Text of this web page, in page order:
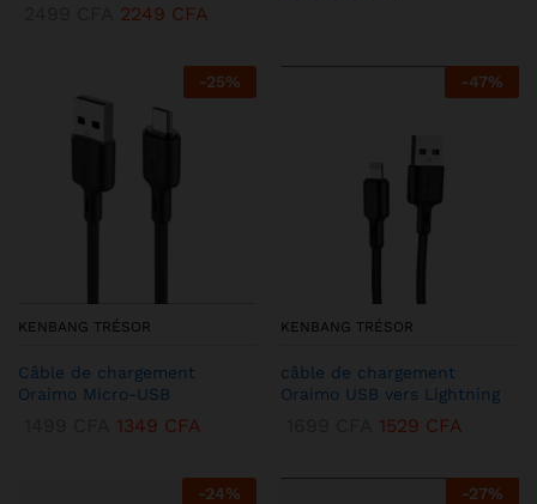
2249 CFA
-25%
KENBANG TRÉSOR
Câble de chargement
Oraimo Micro-USB
1349 CFA
-47%
KENBANG TRÉSOR
câble de chargement
Oraimo USB vers Lightning
1529 CFA
-24% -27%